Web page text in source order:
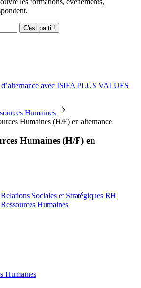
les formations, événements,
C'est parti !
d’alternance avec ISIFA PLUS VALUES
Humaines
Humaines (H/F) en alternance
Humaines (H/F) en
Sociales et Stratégiques RH
Humaines
Humaines